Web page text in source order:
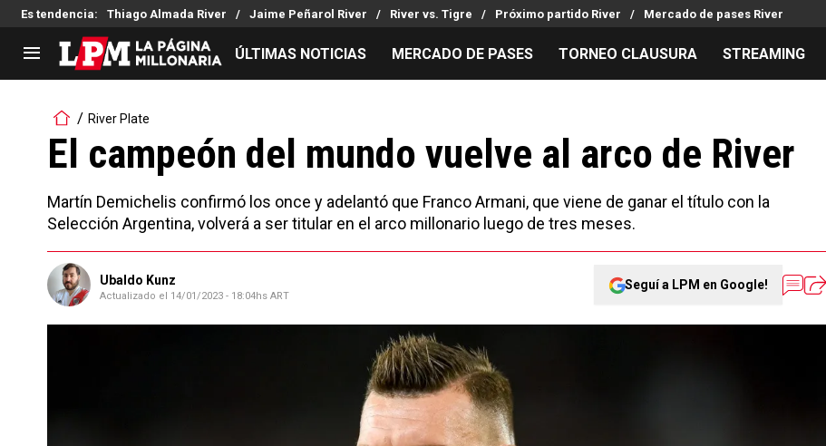
Es tendencia: Thiago Almada River Jaime Peñarol River River vs. Tigre Próximo partido River Mercado de pases River
LIGA PROFESIONAL
Noticias
Tabla de posiciones
Reserva
Copa Sudamericana
Copa Argentina
Mercado de Pases
Análisis tácticos
Chacho Coudet
Streaming
Entradas
Los goles de River
Guías
Pronósticos
ÚLTIMAS NOTICIAS MERCADO DE PASES TORNEO CLAUSURA STREAMING
River Plate
El campeón del mundo vuelve al arco de River
Martín Demichelis confirmó los once y adelantó que Franco Armani, que viene de ganar el título con la
Selección Argentina, volverá a ser titular en el arco millonario luego de tres meses.
Ubaldo Kunz
Actualizado el 14/01/2023 - 18:04hs ART
Seguí a LPM en Google!